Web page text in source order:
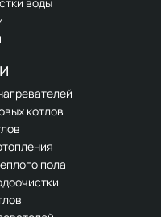
котлов
пола